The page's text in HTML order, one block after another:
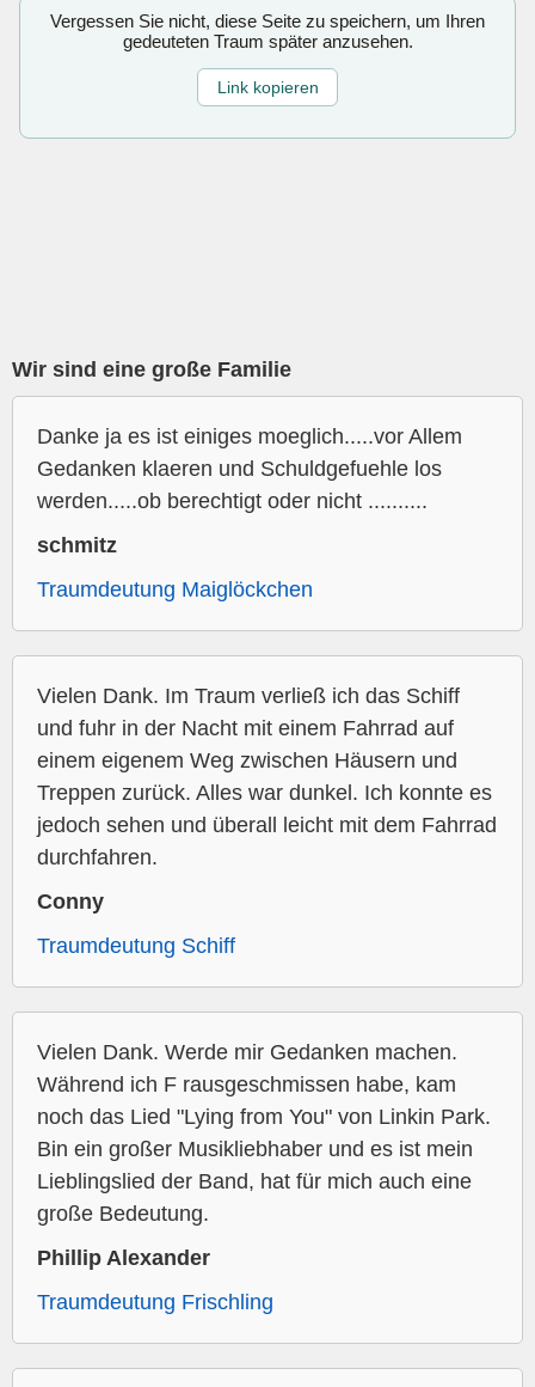
Vergessen Sie nicht, diese Seite zu speichern, um Ihren
gedeuteten Traum später anzusehen.
Link kopieren
Wir sind eine große Familie
Danke ja es ist einiges moeglich.....vor Allem
Gedanken klaeren und Schuldgefuehle los
werden.....ob berechtigt oder nicht ..........
schmitz
Traumdeutung Maiglöckchen
Vielen Dank. Im Traum verließ ich das Schiff
und fuhr in der Nacht mit einem Fahrrad auf
einem eigenem Weg zwischen Häusern und
Treppen zurück. Alles war dunkel. Ich konnte es
jedoch sehen und überall leicht mit dem Fahrrad
durchfahren.
Conny
Traumdeutung Schiff
Vielen Dank. Werde mir Gedanken machen.
Während ich F rausgeschmissen habe, kam
noch das Lied "Lying from You" von Linkin Park.
Bin ein großer Musikliebhaber und es ist mein
Lieblingslied der Band, hat für mich auch eine
große Bedeutung.
Phillip Alexander
Traumdeutung Frischling